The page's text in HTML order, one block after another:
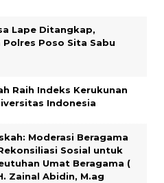
Lape Ditangkap,
Poso Sita Sabu
Raih Indeks Kerukunan
Indonesia
Moderasi Beragama
Sosial untuk
Umat Beragama (
Zainal Abidin, M.ag